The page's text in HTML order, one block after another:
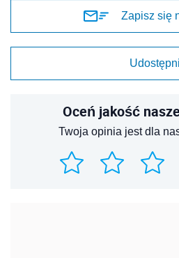
Zapisz się
Oceń jakość
Twoja opinia jest dla